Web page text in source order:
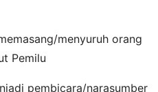
menyuruh orang
Pemilu
pembicara/narasumber